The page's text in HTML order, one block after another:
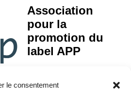
le consentement
Association
pour la
promotion du
label APP